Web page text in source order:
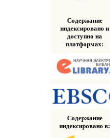
Содержание
индексировано и
доступно на
платформах:
Содержание
индексировано в: